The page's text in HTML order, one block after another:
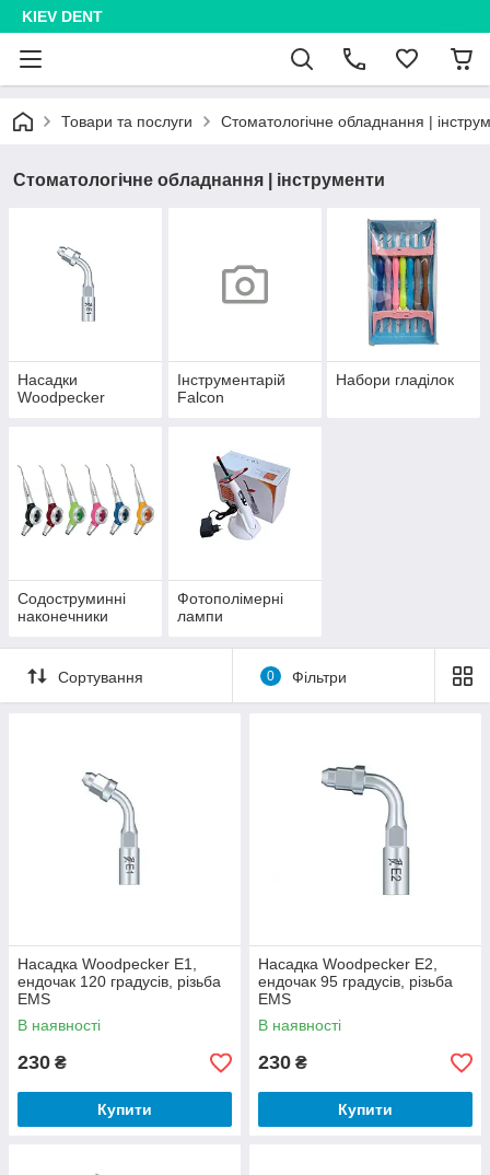
KIEV DENT
Товари та послуги Стоматологічне обладнання |
Стоматологічне обладнання | інструменти
Насадки
Woodpecker
Інструментарій
Falcon
Набори гладілок
Содоструминні
наконечники
Фотополімерні
лампи
Сортування 0 Фільтри
Насадка Woodpecker E1,
ендочак 120 градусів, різьба
EMS
В наявності
230 ₴
Купити
Насадка Woodpecker E2,
ендочак 95 градусів, різьба
EMS
В наявності
230 ₴
Купити